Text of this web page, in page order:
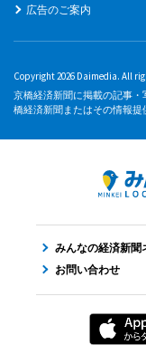
広告のご案内
Copyright 2026 Daimedia. All
京橋経済新聞に掲載の記事
橋経済新聞またはその情報提
みんなの経済新聞
お問い合わせ